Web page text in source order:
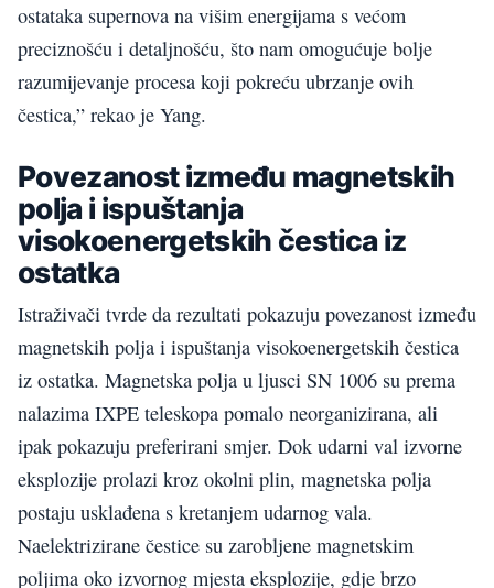
ostataka supernova na višim energijama s većom
preciznošću i detaljnošću, što nam omogućuje bolje
razumijevanje procesa koji pokreću ubrzanje ovih
čestica,” rekao je Yang.
Povezanost između magnetskih
polja i ispuštanja
visokoenergetskih čestica iz
ostatka
Istraživači tvrde da rezultati pokazuju povezanost između
magnetskih polja i ispuštanja visokoenergetskih čestica
iz ostatka. Magnetska polja u ljusci SN 1006 su prema
nalazima IXPE teleskopa pomalo neorganizirana, ali
ipak pokazuju preferirani smjer. Dok udarni val izvorne
eksplozije prolazi kroz okolni plin, magnetska polja
postaju usklađena s kretanjem udarnog vala.
Naelektrizirane čestice su zarobljene magnetskim
poljima oko izvornog mjesta eksplozije, gdje brzo